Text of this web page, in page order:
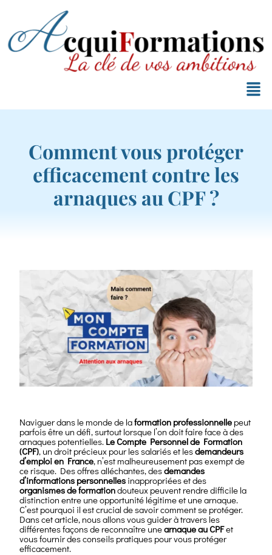
Comment vous protéger
efficacement contre les
arnaques au CPF ?
Naviguer dans le monde de laformation professionnelle peut
parfois être un défi, surtout lorsque l’on doit faire face à des
arnaques potentielles. Le Compte Personnel de Formation
(CPF), un droit précieux pour les salariés et lesdemandeurs
d’emploi en France, n’est malheureusement pas exempt de
ce risque. Des offres alléchantes, desdemandes
d’informations personnelles inappropriées et des
organismes de formationdouteux peuvent rendre difficile la
distinction entre une opportunité légitime et une arnaque.
C’est pourquoi il est crucial de savoir comment se protéger.
Dans cet article, nous allons vous guider à travers les
différentes façons de reconnaître unearnaque au CPFet
vous fournir des conseils pratiques pour vous protéger
efficacement.